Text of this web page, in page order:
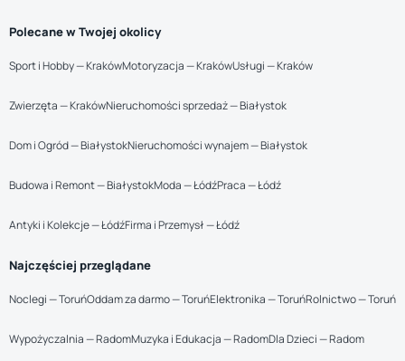
Polecane w Twojej okolicy
Sport i Hobby — KrakówMotoryzacja — KrakówUsługi — Kraków
Zwierzęta — KrakówNieruchomości sprzedaż — Białystok
Dom i Ogród — BiałystokNieruchomości wynajem — Białystok
Budowa i Remont — BiałystokModa — ŁódźPraca — Łódź
Antyki i Kolekcje — ŁódźFirma i Przemysł — Łódź
Najczęściej przeglądane
Noclegi — ToruńOddam za darmo — ToruńElektronika — ToruńRolnictwo — Toruń
Wypożyczalnia — RadomMuzyka i Edukacja — RadomDla Dzieci — Radom